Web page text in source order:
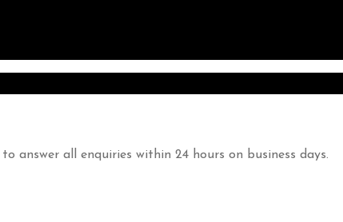
answer all enquiries within 24 hours on business days.